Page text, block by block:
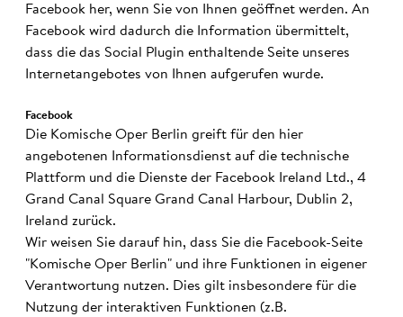
Facebook her, wenn Sie von Ihnen geöffnet werden. An
Facebook wird dadurch die Information übermittelt,
dass die das Social Plugin enthaltende Seite unseres
Internetangebotes von Ihnen aufgerufen wurde.
Facebook
Die Komische Oper Berlin greift für den hier
angebotenen Informationsdienst auf die technische
Plattform und die Dienste der Facebook Ireland Ltd., 4
Grand Canal Square Grand Canal Harbour, Dublin 2,
Ireland zurück.
Wir weisen Sie darauf hin, dass Sie die Facebook-Seite
"Komische Oper Berlin" und ihre Funktionen in eigener
Verantwortung nutzen. Dies gilt insbesondere für die
Nutzung der interaktiven Funktionen (z.B.